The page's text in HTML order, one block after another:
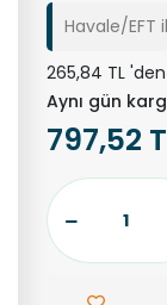
Havale/EFT
265,84 TL
Aynı gün
797,52